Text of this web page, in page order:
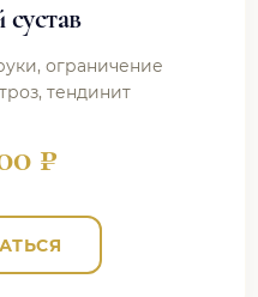
ограничение
тендинит
₽